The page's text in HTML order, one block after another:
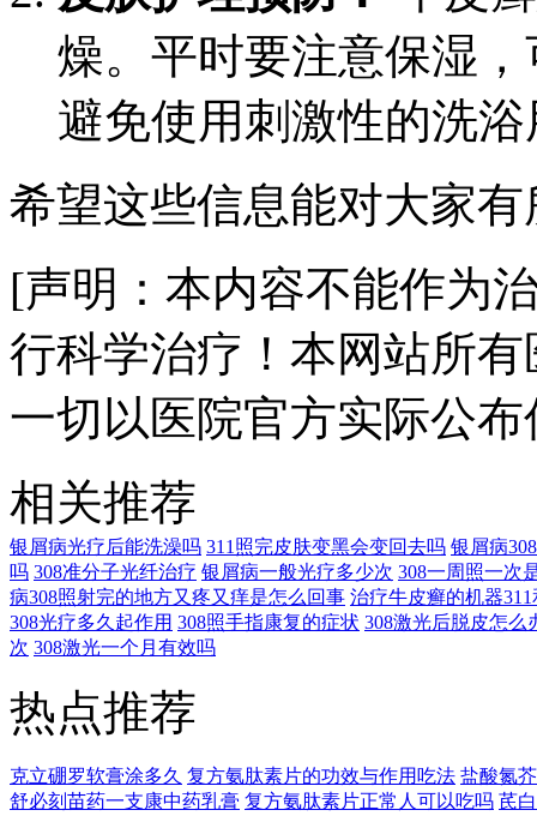
燥。平时要注意保湿
避免使用刺激性的洗
希望这些信息能对大家
[声明：本内容不能作为
行科学治疗！本网站所
一切以医院官方实际公
相关推荐
银屑病光疗后能洗澡吗 311照完皮肤变黑会变回去吗 银屑病
吗 308准分子光纤治疗 银屑病一般光疗多少次 308一周照一次
病308照射完的地方又疼又痒是怎么回事 治疗牛皮癣的机器
308光疗多久起作用 308照手指康复的症状 308激光后脱皮怎么
次 308激光一个月有效吗
热点推荐
克立硼罗软膏涂多久 复方氨肽素片的功效与作用吃法 盐酸氮
舒必刻苗药一支康中药乳膏 复方氨肽素片正常人可以吃吗 芪